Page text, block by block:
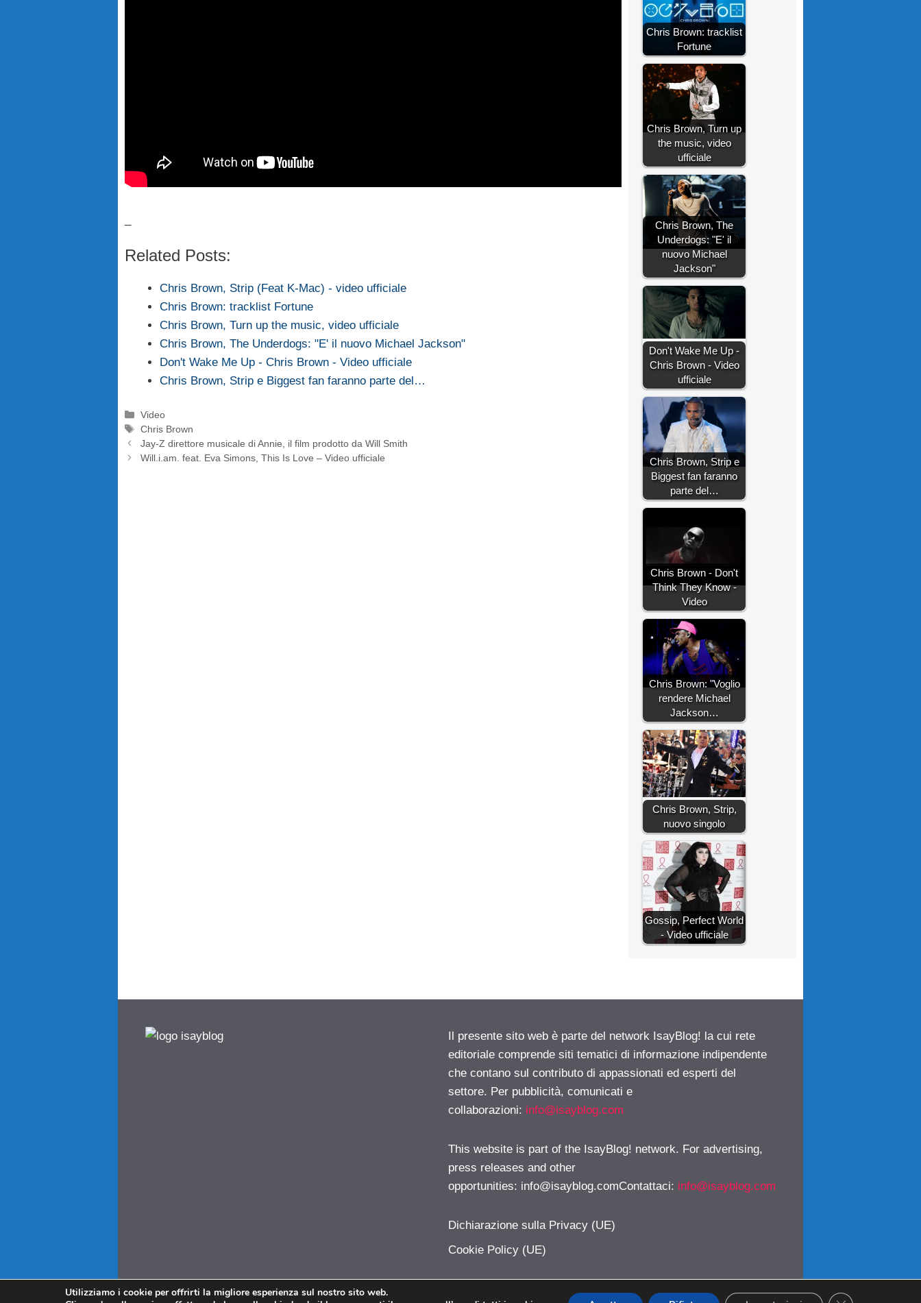
Related Posts:
Chris Brown, Strip (Feat K-Mac) - video ufficiale
Chris Brown: tracklist Fortune
Chris Brown, Turn up the music, video ufficiale
Chris Brown, The Underdogs: "E' il nuovo Michael Jackson"
Don't Wake Me Up - Chris Brown - Video ufficiale
Chris Brown, Strip e Biggest fan faranno parte del…
Categorie
Video
Tag
Chris Brown
Jay-Z direttore musicale di Annie, il film prodotto da Will Smith
Will.i.am. feat. Eva Simons, This Is Love – Video ufficiale
Chris Brown: tracklist
Fortune
Chris Brown, Turn up
the music, video
ufficiale
Chris Brown, The
Underdogs: "E' il
nuovo Michael
Jackson"
Don't Wake Me Up -
Chris Brown - Video
ufficiale
Chris Brown, Strip e
Biggest fan faranno
parte del…
Chris Brown - Don't
Think They Know -
Video
Chris Brown: "Voglio
rendere Michael
Jackson…
Chris Brown, Strip,
nuovo singolo
Gossip, Perfect World
- Video ufficiale
Il presente sito web è parte del network IsayBlog! la cui rete
editoriale comprende siti tematici di informazione indipendente
che contano sul contributo di appassionati ed esperti del
settore. Per pubblicità, comunicati e
collaborazioni: info@isayblog.com
This website is part of the IsayBlog! network. For advertising,
press releases and other
opportunities: info@isayblog.comContattaci: info@isayblog.com
Dichiarazione sulla Privacy (UE)
Cookie Policy (UE)
Utilizziamo i cookie per offrirti la migliore esperienza sul nostro sito web.